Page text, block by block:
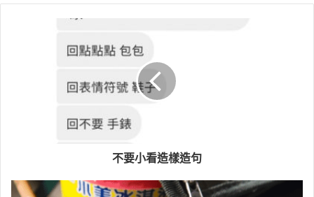
不要小看造樣造句